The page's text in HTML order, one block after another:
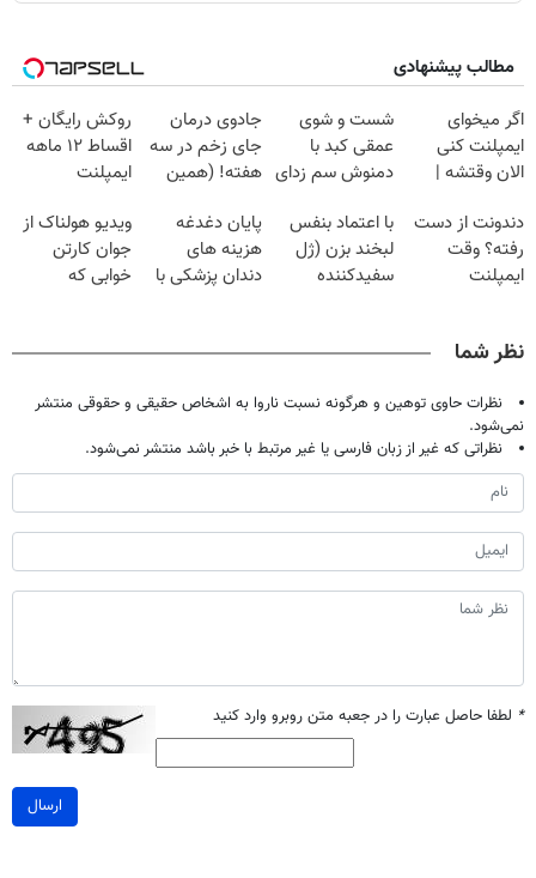
مطالب پیشنهادی
اگر میخوای
ایمپلنت کنی
الان وقتشه |
میلیون تومان!!!
شست و شوی
عمقی کبد با
دمنوش سم زدای
جادوی درمان
جای زخم در سه
هفته! (همین
صحبت کنید)
روکش رایگان +
اقساط ۱۲ ماهه
ایمپلنت
دندونت از دست
رفته؟ وقت
ایمپلنت
با اعتماد بنفس
لبخند بزن (ژل
سفیدکننده
پایان دغدغه
هزینه های
دندان پزشکی با
ویدیو هولناک از
جوان کارتن
خوابی که
نظر شما
نظرات حاوی توهین و هرگونه نسبت ناروا به اشخاص حقیقی و حقوقی منتشر
نمی‌شود.
نظراتی که غیر از زبان فارسی یا غیر مرتبط با خبر باشد منتشر نمی‌شود.
* لطفا حاصل عبارت را در جعبه متن روبرو وارد کنید
ارسال